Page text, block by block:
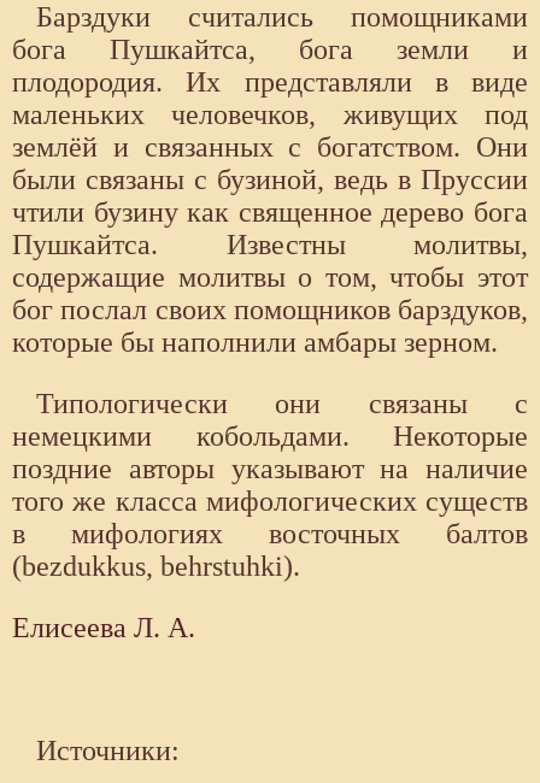
Барздуки считались помощниками
бога Пушкайтса, бога земли и
плодородия. Их представляли в виде
маленьких человечков, живущих под
землёй и связанных с богатством. Они
были связаны с бузиной, ведь в Пруссии
чтили бузину как священное дерево бога
Пушкайтса. Известны молитвы,
содержащие молитвы о том, чтобы этот
бог послал своих помощников барздуков,
которые бы наполнили амбары зерном.
Типологически они связаны с
немецкими кобольдами. Некоторые
поздние авторы указывают на наличие
того же класса мифологических существ
в мифологиях восточных балтов
(bezdukkus, behrstuhki).
Елисеева Л. А.
Источники: